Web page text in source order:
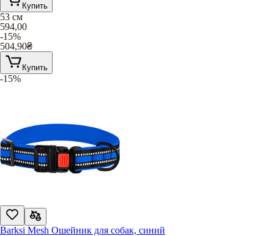
Купить
53 см
594,00
-15%
504,90₴
Купить
-15%
Barksi Mesh Ошейник для собак, синий